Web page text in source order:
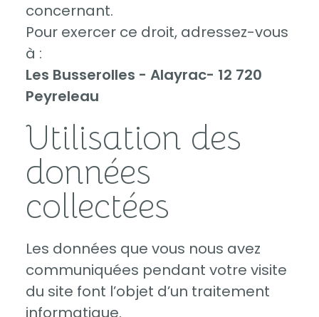
concernant.
Pour exercer ce droit, adressez-vous
à :
Les Busserolles - Alayrac- 12 720
Peyreleau
Utilisation des
données
collectées
Les données que vous nous avez
communiquées pendant votre visite
du site font l’objet d’un traitement
informatique.